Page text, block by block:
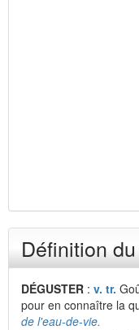
Définition
DÉGUSTER : v. tr.
pour en connaître la
de l'eau-de-vie.